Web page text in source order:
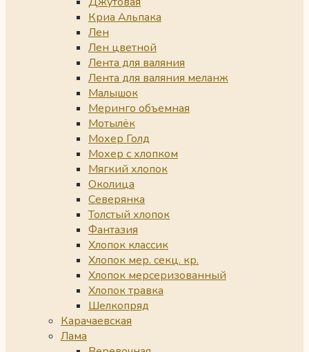
Криа Альпака
Лен
Лен цветной
Лента для валяния
Лента для валяния меланж
Малышок
Меринго объемная
Мотылёк
Мохер Голд
Мохер с хлопком
Мягкий хлопок
Околица
Северянка
Толстый хлопок
Фантазия
Хлопок классик
Хлопок мер. секц. кр.
Хлопок мерсеризованный
Хлопок травка
Шелкопряд
Карачаевская
Лама